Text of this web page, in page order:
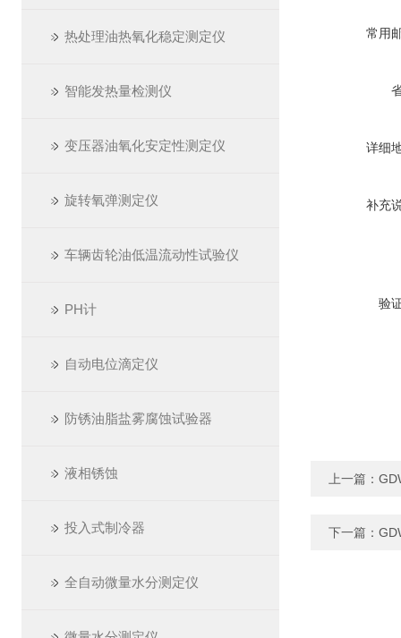
热处理油热氧化稳定测定仪
智能发热量检测仪
变压器油氧化安定性测定仪
旋转氧弹测定仪
车辆齿轮油低温流动性试验仪
PH计
自动电位滴定仪
防锈油脂盐雾腐蚀试验器
液相锈蚀
投入式制冷器
全自动微量水分测定仪
常用
详细
补充
验
上一篇：
下一篇：